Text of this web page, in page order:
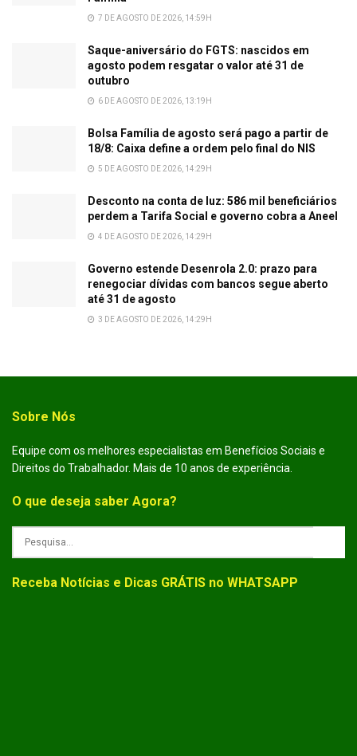
7 DE AGOSTO DE 2026, 14:59H
Saque-aniversário do FGTS: nascidos em
agosto podem resgatar o valor até 31 de
outubro
6 DE AGOSTO DE 2026, 13:19H
Bolsa Família de agosto será pago a partir de
18/8: Caixa define a ordem pelo final do NIS
5 DE AGOSTO DE 2026, 14:29H
Desconto na conta de luz: 586 mil beneficiários
perdem a Tarifa Social e governo cobra a Aneel
4 DE AGOSTO DE 2026, 14:29H
Governo estende Desenrola 2.0: prazo para
renegociar dívidas com bancos segue aberto
até 31 de agosto
3 DE AGOSTO DE 2026, 14:29H
Sobre Nós
Equipe com os melhores especialistas em Benefícios Sociais e
Direitos do Trabalhador. Mais de 10 anos de experiência.
O que deseja saber Agora?
Receba Notícias e Dicas GRÁTIS no WHATSAPP